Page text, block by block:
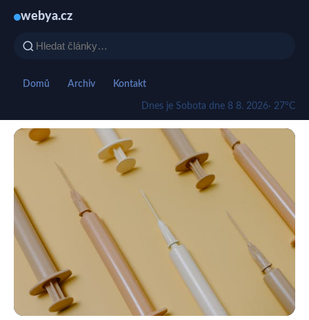
webya.cz
Domů Archiv Kontakt
Dnes je Sobota dne 8 8. 2026· 27°C